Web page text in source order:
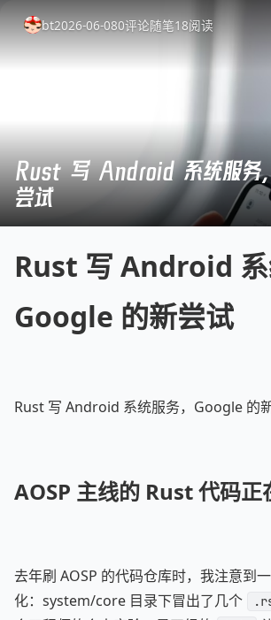
bt2026-06-080评论随笔18阅读
Rust 写 Android 系统服务
尝试
Rust 写 Android 系
Google 的新尝试
Rust 写 Android 系统服务，Google 的
AOSP 主线的 Rust 代码正
去年刷 AOSP 的代码仓库时，我注意到
化：system/core 目录下冒出了几个